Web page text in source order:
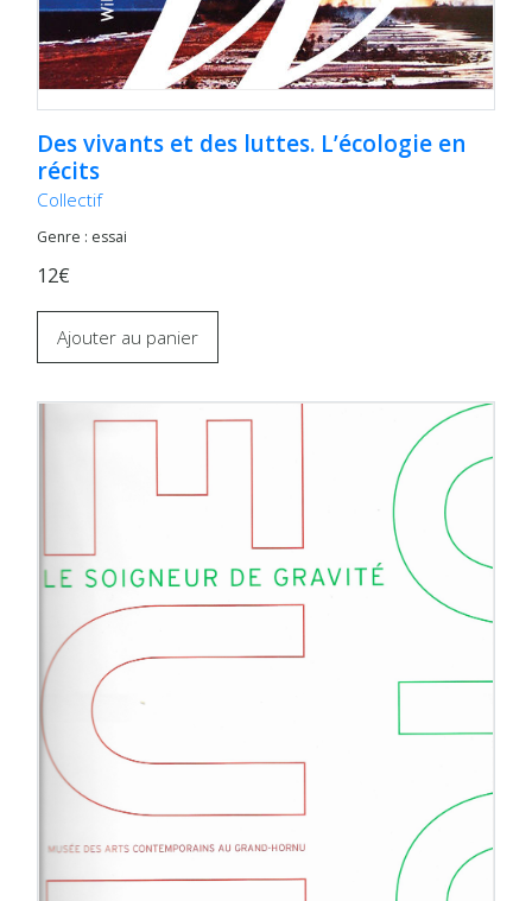
Des vivants et des luttes. L’écologie en
récits
Collectif
Genre : essai
12€
Ajouter au panier